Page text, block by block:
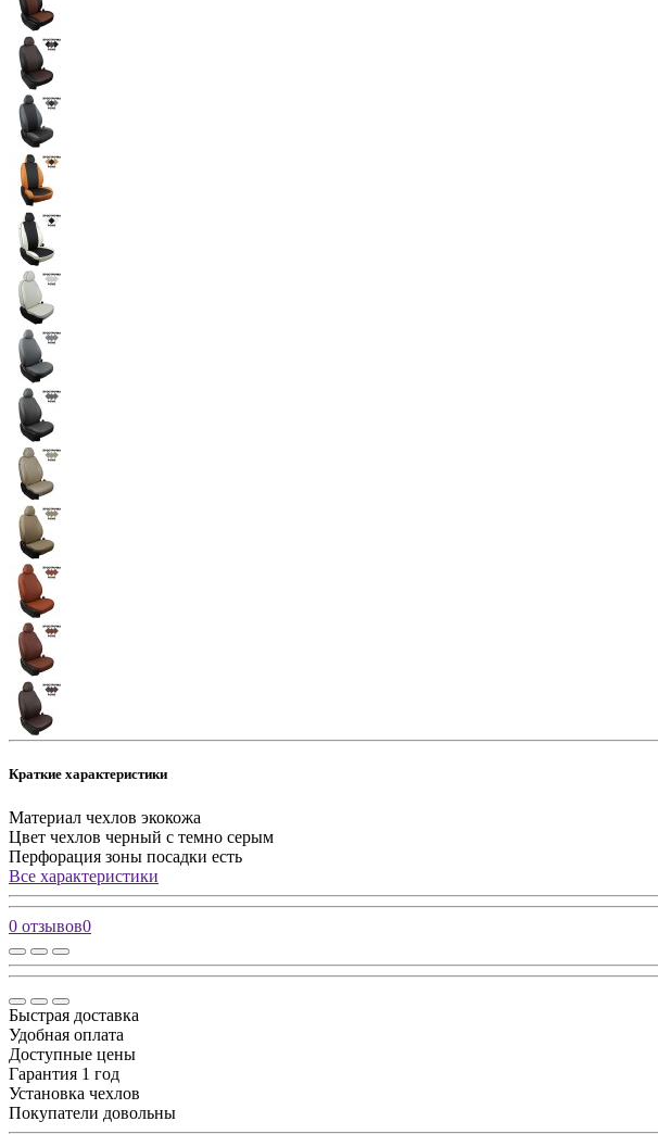
Краткие характеристики
Материал чехлов экокожа
Цвет чехлов черный с темно серым
Перфорация зоны посадки есть
Все характеристики
0 отзывов0
Быстрая доставка
Удобная оплата
Доступные цены
Гарантия 1 год
Установка чехлов
Покупатели довольны